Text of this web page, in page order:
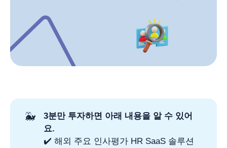
🐳
3분만 투자하면 아래 내용을 알 수 있어
요.
✔️ 해외 주요 인사평가 HR SaaS 솔루션